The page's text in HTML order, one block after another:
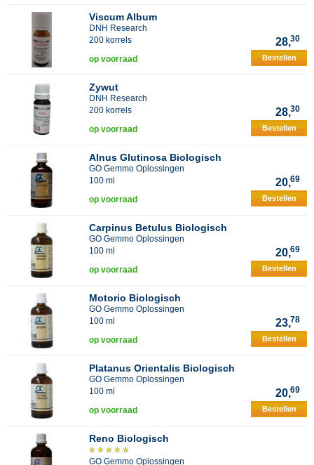
Viscum Album
DNH Research
200 korrels
28,30
op voorraad Bestellen
Zywut
DNH Research
200 korrels
28,30
op voorraad Bestellen
Alnus Glutinosa Biologisch
GO Gemmo Oplossingen
100 ml
20,69
op voorraad Bestellen
Carpinus Betulus Biologisch
GO Gemmo Oplossingen
100 ml
20,69
op voorraad Bestellen
Motorio Biologisch
GO Gemmo Oplossingen
100 ml
23,78
op voorraad Bestellen
Platanus Orientalis Biologisch
GO Gemmo Oplossingen
100 ml
20,69
op voorraad Bestellen
Reno Biologisch
GO Gemmo Oplossingen